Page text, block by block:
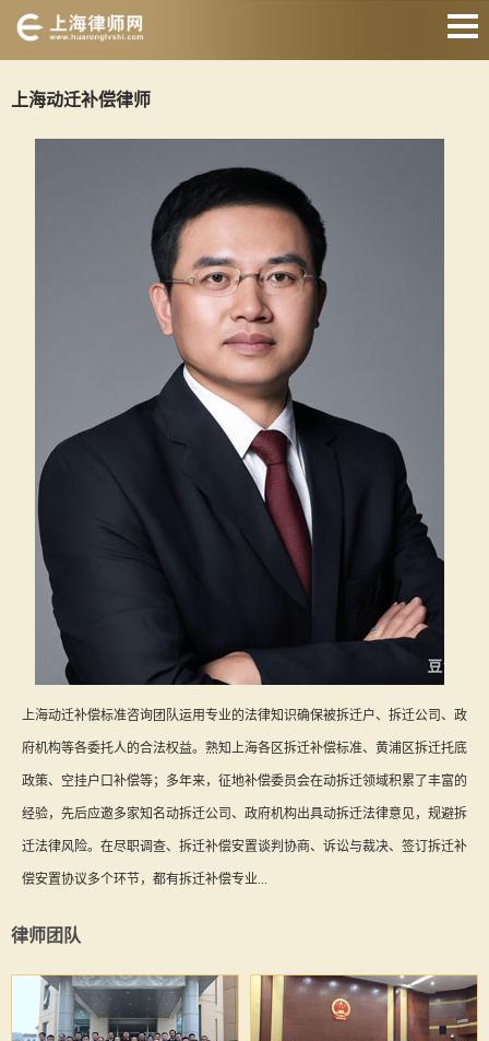
婚姻家庭律师
刑事辩护律师
房产纠纷律师
合同纠纷律师
关于我们
上海动迁补偿律师
上海动迁补偿标准咨询团队运用专业的法律知识确保被拆迁户、拆迁公司、政
府机构等各委托人的合法权益。熟知上海各区拆迁补偿标准、黄浦区拆迁托底
政策、空挂户口补偿等；多年来，征地补偿委员会在动拆迁领域积累了丰富的
经验，先后应邀多家知名动拆迁公司、政府机构出具动拆迁法律意见，规避拆
迁法律风险。在尽职调查、拆迁补偿安置谈判协商、诉讼与裁决、签订拆迁补
偿安置协议多个环节，都有拆迁补偿专业...
律师团队